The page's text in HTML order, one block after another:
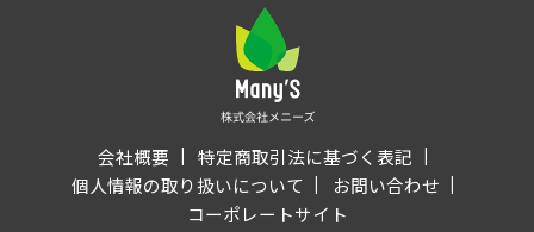
会社概要
特定商取引法に基づく表記
個人情報の取り扱いについて
お問い合わせ
コーポレートサイト